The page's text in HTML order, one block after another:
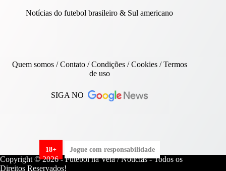
Notícias do futebol brasileiro & Sul americano
Quem somos/Contato/ Condições /Cookies/Termos
de uso
SIGA NO
18+ Jogue com responsabilidade
Copyright © 2026 - Futebol na Veia / Notícias - Todos os
Direitos Reservados!